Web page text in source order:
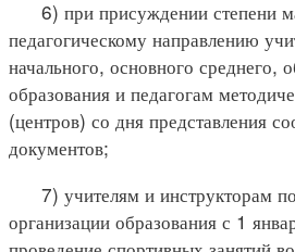
6) при присуждении степени
педагогическому направлению
начального, основного среднего,
образования и педагогам
(центров) со дня представления
документов;
7) учителям и инструкторам по
организации образования с 1